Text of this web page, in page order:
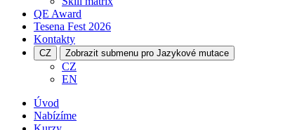
QE Award
Tesena Fest 2026
Kontakty
CZ Zobrazit submenu pro Jazykové mutace
CZ
EN
Úvod
Nabízíme